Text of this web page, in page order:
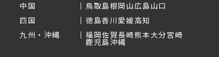
中国
鳥取島根岡山広島山口
四国
徳島香川愛媛高知
九州・沖縄
福岡佐賀長崎熊本大分宮崎
鹿児島沖縄